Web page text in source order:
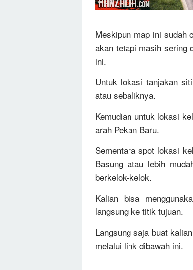
Meskipun map ini sudah
akan tetapi masih sering
ini.
Untuk lokasi tanjakan
atau sebaliknya.
Kemudian untuk lokasi
arah Pekan Baru.
Sementara spot lokasi
Basung atau lebih
berkelok-kelok.
Kalian bisa
langsung ke titik tujuan.
Langsung saja buat
melalui link dibawah ini.